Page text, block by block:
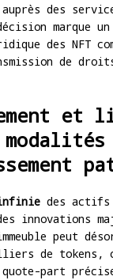
auprès des
marque
des NFT
de
et
des actifs
innovations
peut
de tokens,
quote-part